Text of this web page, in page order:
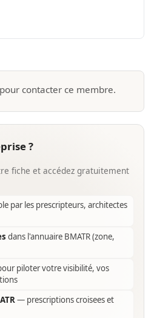
pour contacter ce membre.
?
fiche et accédez gratuitement
par les prescripteurs, architectes
dans l'annuaire BMATR (zone,
piloter votre visibilité, vos
— prescriptions croisees et